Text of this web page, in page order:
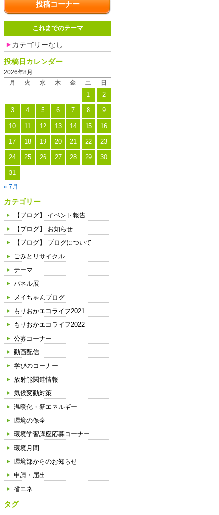
投稿コーナー
これまでのテーマ
カテゴリーなし
投稿日カレンダー
2026年8月
月
火 水 木 金 土 日
1 2
3 4 5 6 7 8 9
10 11 12 13 14 15 16
17 18 19 20 21 22 23
24 25 26 27 28 29 30
31
« 7月
カテゴリー
【ブログ】 イベント報告
【ブログ】 お知らせ
【ブログ】 ブログについて
ごみとリサイクル
テーマ
パネル展
メイちゃんブログ
もりおかエコライフ2021
もりおかエコライフ2022
公募コーナー
動画配信
学びのコーナー
放射能関連情報
気候変動対策
温暖化・新エネルギー
環境の保全
環境学習講座応募コーナー
環境月間
環境部からのお知らせ
申請・届出
省エネ
タグ